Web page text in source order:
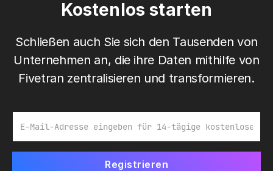
Kostenlos starten
Schließen auch Sie sich den Tausenden von
Unternehmen an, die ihre Daten mithilfe von
Fivetran zentralisieren und transformieren.